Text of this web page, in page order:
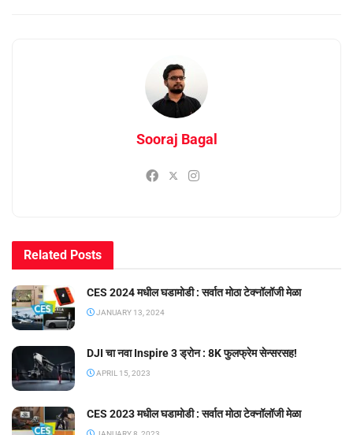
Sooraj Bagal
Related Posts
CES 2024 मधील घडामोडी : सर्वात मोठा टेक्नॉलॉजी मेळा
JANUARY 13, 2024
DJI चा नवा Inspire 3 ड्रोन : 8K फुलफ्रेम सेन्सरसह!
APRIL 15, 2023
CES 2023 मधील घडामोडी : सर्वात मोठा टेक्नॉलॉजी मेळा